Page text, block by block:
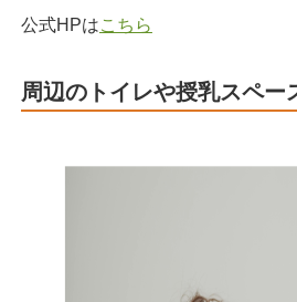
公式HPはこちら
周辺のトイレや授乳スペー